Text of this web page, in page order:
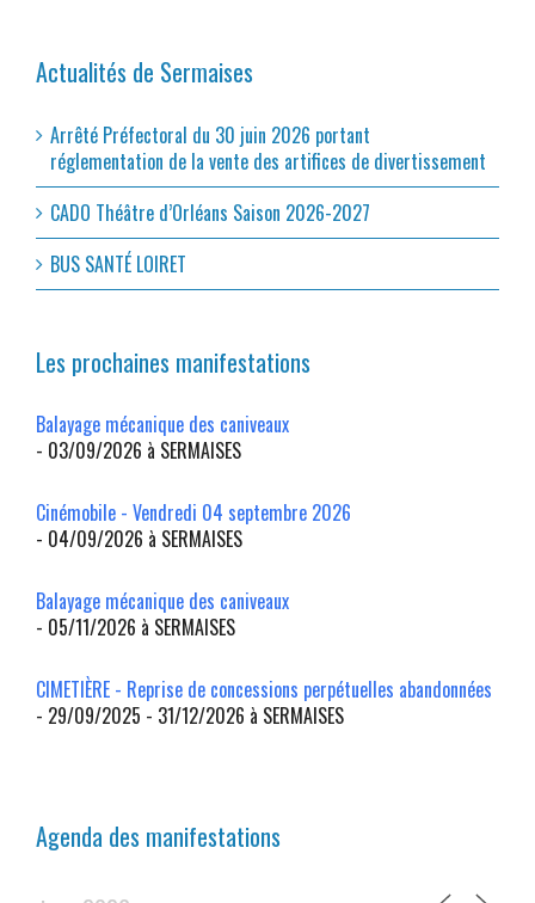
Actualités de Sermaises
Arrêté Préfectoral du 30 juin 2026 portant
réglementation de la vente des artifices de divertissement
CADO Théâtre d’Orléans Saison 2026-2027
BUS SANTÉ LOIRET
Les prochaines manifestations
Balayage mécanique des caniveaux
- 03/09/2026 à SERMAISES
Cinémobile - Vendredi 04 septembre 2026
- 04/09/2026 à SERMAISES
Balayage mécanique des caniveaux
- 05/11/2026 à SERMAISES
CIMETIÈRE - Reprise de concessions perpétuelles abandonnées
- 29/09/2025 - 31/12/2026 à SERMAISES
Agenda des manifestations